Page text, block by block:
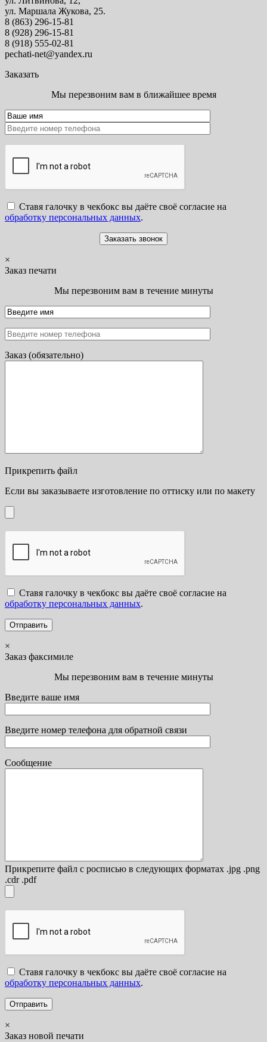
ул. Маршала Жукова, 25.
8 (863) 296-15-81
8 (928) 296-15-81
8 (918) 555-02-81
pechati-net@yandex.ru
Заказать
Мы перезвоним вам в ближайшее время
Ставя галочку в чекбокс вы даёте своё согласие на
обработку персональных данных.
×
Заказ печати
Мы перезвоним вам в течение минуты
Заказ (обязательно)
Прикрепить файл
Если вы заказываете изготовление по оттиску или по макету
Ставя галочку в чекбокс вы даёте своё согласие на
обработку персональных данных.
×
Заказ факсимиле
Мы перезвоним вам в течение минуты
Введите ваше имя
Введите номер телефона для обратной связи
Сообщение
Прикрепите файл с росписью в следующих форматах .jpg .png
.cdr .pdf
Ставя галочку в чекбокс вы даёте своё согласие на
обработку персональных данных.
×
Заказ новой печати